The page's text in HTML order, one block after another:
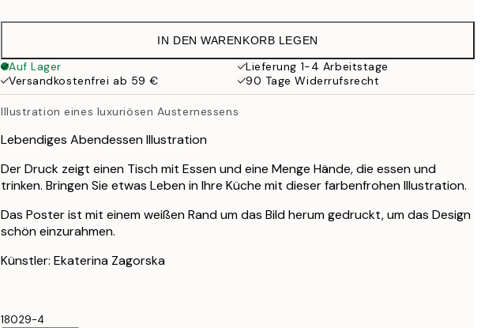
21,95 €
35,95 €
IN DEN WARENKORB LEGEN
Auf Lager
Lieferung 1-4 Arbeitstage
Versandkostenfrei ab 59 €
90 Tage Widerrufsrecht
Illustration eines luxuriösen Austernessens
Lebendiges Abendessen Illustration
Der Druck zeigt einen Tisch mit Essen und eine Menge Hände, die essen und
trinken. Bringen Sie etwas Leben in Ihre Küche mit dieser farbenfrohen Illustration.
Das Poster ist mit einem weißen Rand um das Bild herum gedruckt, um das Design
schön einzurahmen.
Künstler: Ekaterina Zagorska
18029-4